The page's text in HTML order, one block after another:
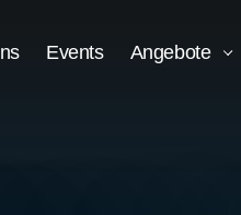
Events Angebote